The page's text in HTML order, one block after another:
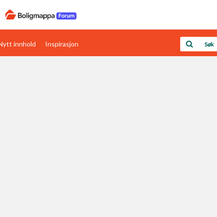
Boligens papirer
innhold Inspirasjon